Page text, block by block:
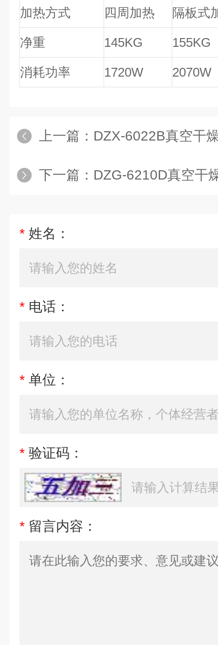
加热方式 四周加热 隔板式
净重 145KG 155KG
消耗功率 1720W 2070W
上一篇： DZX-6022B真空干燥箱,
下一篇： DZG-6210D真空干燥箱,真
* 姓名：
* 电话：
* 单位：
* 验证码：
* 留言内容：